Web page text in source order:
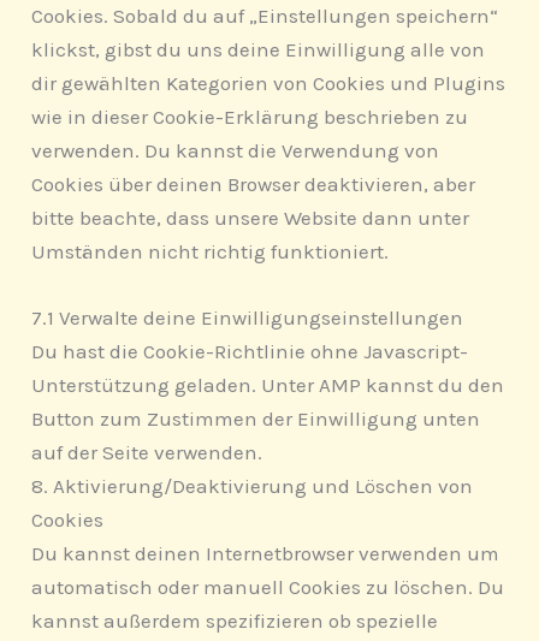
Cookies. Sobald du auf „Einstellungen speichern“
klickst, gibst du uns deine Einwilligung alle von
dir gewählten Kategorien von Cookies und Plugins
wie in dieser Cookie-Erklärung beschrieben zu
verwenden. Du kannst die Verwendung von
Cookies über deinen Browser deaktivieren, aber
bitte beachte, dass unsere Website dann unter
Umständen nicht richtig funktioniert.
7.1 Verwalte deine Einwilligungseinstellungen
Du hast die Cookie-Richtlinie ohne Javascript-
Unterstützung geladen. Unter AMP kannst du den
Button zum Zustimmen der Einwilligung unten
auf der Seite verwenden.
8. Aktivierung/Deaktivierung und Löschen von
Cookies
Du kannst deinen Internetbrowser verwenden um
automatisch oder manuell Cookies zu löschen. Du
kannst außerdem spezifizieren ob spezielle